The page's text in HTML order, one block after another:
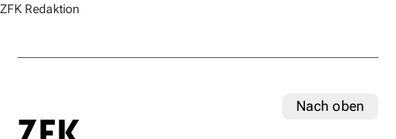
ZFK Redaktion
Nach oben